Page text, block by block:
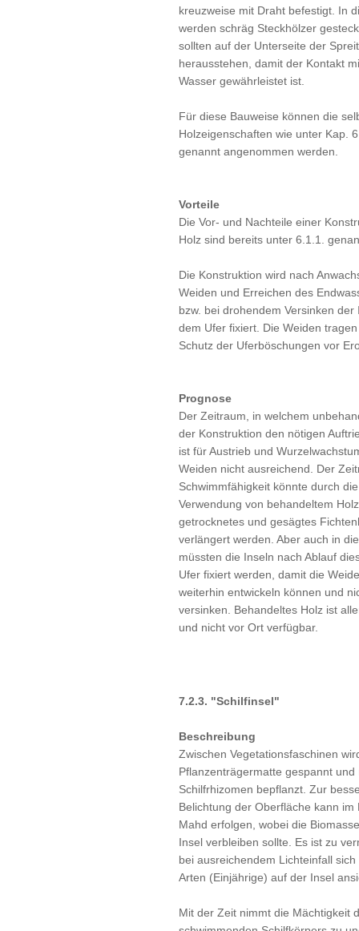
kreuzweise mit Draht befestigt. In
werden schräg Steckhölzer
sollten auf der Unterseite der
herausstehen, damit der Kontakt
Wasser gewährleistet ist.
Für diese Bauweise können die
Holzeigenschaften wie unter Kap.
genannt angenommen werden.
Vorteile
Die Vor- und Nachteile einer
Holz sind bereits unter 6.1.1.
Die Konstruktion wird nach
Weiden und Erreichen des
bzw. bei drohendem Versinken der
dem Ufer fixiert. Die Weiden
Schutz der Uferböschungen vor
Prognose
Der Zeitraum, in welchem
der Konstruktion den nötigen
ist für Austrieb und
Weiden nicht ausreichend. Der
Schwimmfähigkeit könnte durch die
Verwendung von behandeltem
getrocknetes und gesägtes
verlängert werden. Aber auch in
müssten die Inseln nach Ablauf
Ufer fixiert werden, damit die
weiterhin entwickeln können und
versinken. Behandeltes Holz ist
und nicht vor Ort verfügbar.
7.2.3. "Schilfinsel"
Beschreibung
Zwischen Vegetationsfaschinen
Pflanzenträgermatte gespannt und
Schilfrhizomen bepflanzt. Zur
Belichtung der Oberfläche kann im
Mahd erfolgen, wobei die
Insel verbleiben sollte. Es ist zu
bei ausreichendem Lichteinfall sich
Arten (Einjährige) auf der Insel
Mit der Zeit nimmt die Mächtigkeit